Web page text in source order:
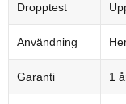
Dropptest
Användning
Garanti 1